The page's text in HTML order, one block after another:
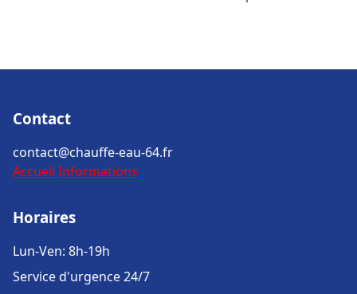
Contact
contact@chauffe-eau-64.fr
Accueil Informations
Horaires
Lun-Ven: 8h-19h
Service d'urgence 24/7